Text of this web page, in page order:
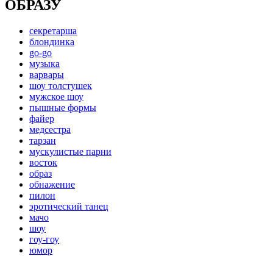
ОБРАЗУ
секретарша
блондинка
go-go
музыка
варвары
шоу толстушек
мужское шоу
пышные формы
файер
медсестра
тарзан
мускулистые парни
восток
образ
обнажение
пилон
эротический танец
мачо
шоу
гоу-гоу
юмор